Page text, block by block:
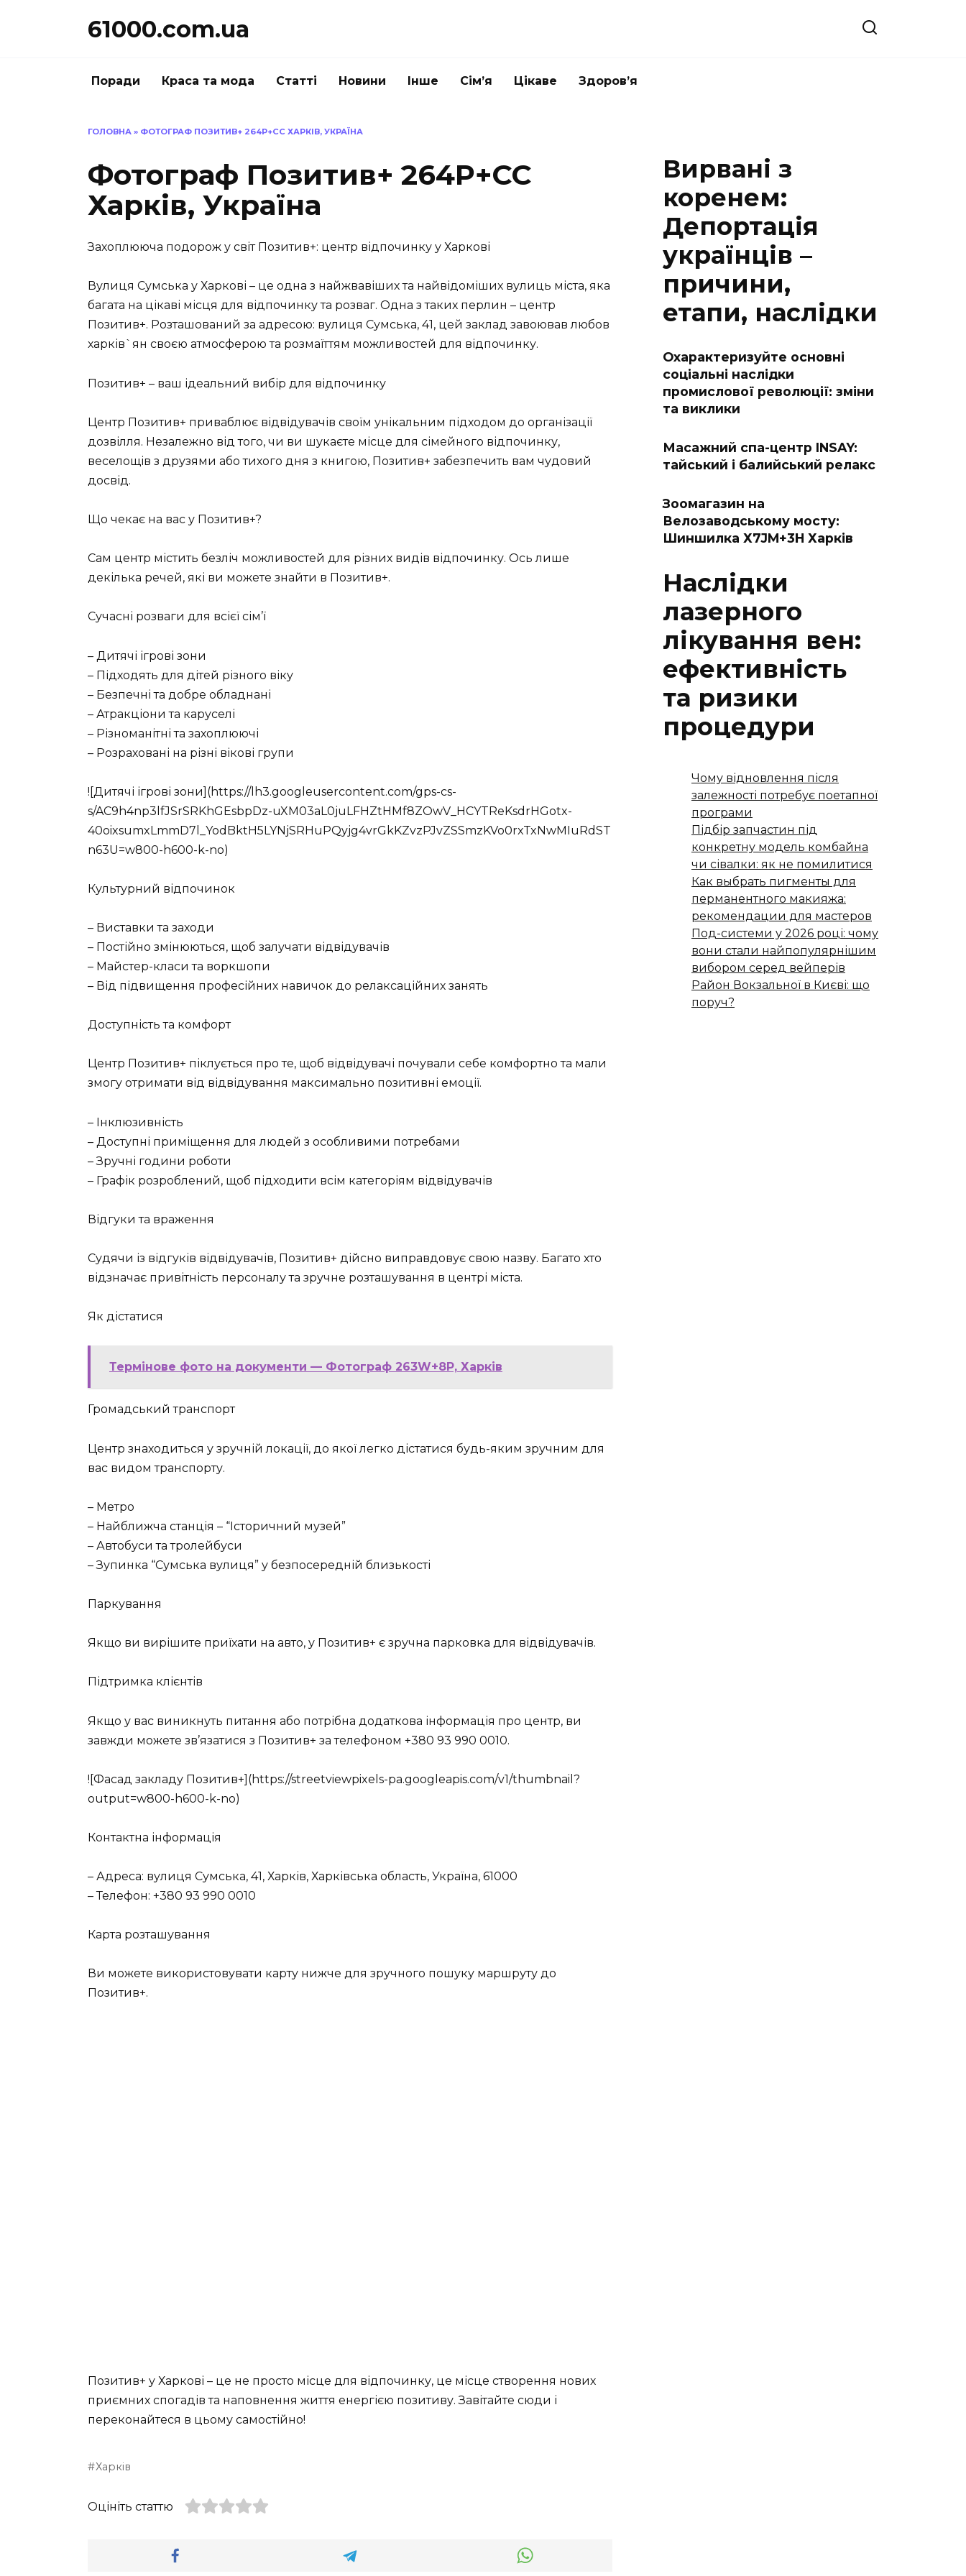
61000.com.ua
Поради Краса та мода Статті Новини Інше Сім’я Цікаве Здоров’я
ГОЛОВНА » ФОТОГРАФ ПОЗИТИВ+ 264P+CC ХАРКІВ, УКРАЇНА
Фотограф Позитив+ 264P+CC
Харків, Україна
Захоплююча подорож у світ Позитив+: центр відпочинку у Харкові
Вулиця Сумська у Харкові – це одна з найжвавіших та найвідоміших вулиць міста, яка
багата на цікаві місця для відпочинку та розваг. Одна з таких перлин – центр
Позитив+. Розташований за адресою: вулиця Сумська, 41, цей заклад завоював любов
харків`ян своєю атмосферою та розмаїттям можливостей для відпочинку.
Позитив+ – ваш ідеальний вибір для відпочинку
Центр Позитив+ приваблює відвідувачів своїм унікальним підходом до організації
дозвілля. Незалежно від того, чи ви шукаєте місце для сімейного відпочинку,
веселощів з друзями або тихого дня з книгою, Позитив+ забезпечить вам чудовий
досвід.
Що чекає на вас у Позитив+?
Сам центр містить безліч можливостей для різних видів відпочинку. Ось лише
декілька речей, які ви можете знайти в Позитив+.
Сучасні розваги для всієї сім’ї
– Дитячі ігрові зони
– Підходять для дітей різного віку
– Безпечні та добре обладнані
– Атракціони та каруселі
– Різноманітні та захоплюючі
– Розраховані на різні вікові групи
![Дитячі ігрові зони](https://lh3.googleusercontent.com/gps-cs-
s/AC9h4np3lfJSrSRKhGEsbpDz-uXM03aL0juLFHZtHMf8ZOwV_HCYTReKsdrHGotx-
40oixsumxLmmD7l_YodBktH5LYNjSRHuPQyjg4vrGkKZvzPJvZSSmzKVo0rxTxNwMIuRdST
n63U=w800-h600-k-no)
Культурний відпочинок
– Виставки та заходи
– Постійно змінюються, щоб залучати відвідувачів
– Майстер-класи та воркшопи
– Від підвищення професійних навичок до релаксаційних занять
Доступність та комфорт
Центр Позитив+ піклується про те, щоб відвідувачі почували себе комфортно та мали
змогу отримати від відвідування максимально позитивні емоції.
– Інклюзивність
– Доступні приміщення для людей з особливими потребами
– Зручні години роботи
– Графік розроблений, щоб підходити всім категоріям відвідувачів
Відгуки та враження
Судячи із відгуків відвідувачів, Позитив+ дійсно виправдовує свою назву. Багато хто
відзначає привітність персоналу та зручне розташування в центрі міста.
Як дістатися
Термінове фото на документи — Фотограф 263W+8P, Харків
Громадський транспорт
Центр знаходиться у зручній локації, до якої легко дістатися будь-яким зручним для
вас видом транспорту.
– Метро
– Найближча станція – “Історичний музей”
– Автобуси та тролейбуси
– Зупинка “Сумська вулиця” у безпосередній близькості
Паркування
Якщо ви вирішите приїхати на авто, у Позитив+ є зручна парковка для відвідувачів.
Підтримка клієнтів
Якщо у вас виникнуть питання або потрібна додаткова інформація про центр, ви
завжди можете зв’язатися з Позитив+ за телефоном +380 93 990 0010.
![Фасад закладу Позитив+](https://streetviewpixels-pa.googleapis.com/v1/thumbnail?
output=w800-h600-k-no)
Контактна інформація
– Адреса: вулиця Сумська, 41, Харків, Харківська область, Україна, 61000
– Телефон: +380 93 990 0010
Карта розташування
Ви можете використовувати карту нижче для зручного пошуку маршруту до
Позитив+.
Позитив+ у Харкові – це не просто місце для відпочинку, це місце створення нових
приємних спогадів та наповнення життя енергією позитиву. Завітайте сюди і
переконайтеся в цьому самостійно!
Харків
Оцініть статтю
Вирвані з
коренем:
Депортація
українців –
причини,
етапи, наслідки
Охарактеризуйте основні
соціальні наслідки
промислової революції: зміни
та виклики
Масажний спа-центр INSAY:
тайський і балийський релакс
Зоомагазин на
Велозаводському мосту:
Шиншилка Х7JM+3H Харків
Наслідки
лазерного
лікування вен:
ефективність
та ризики
процедури
Чому відновлення після
залежності потребує поетапної
програми
Підбір запчастин під
конкретну модель комбайна
чи сівалки: як не помилитися
Как выбрать пигменты для
перманентного макияжа:
рекомендации для мастеров
Под-системи у 2026 році: чому
вони стали найпопулярнішим
вибором серед вейперів
Район Вокзальної в Києві: що
поруч?